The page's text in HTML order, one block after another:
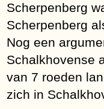
Scherpenberg
Scherpenberg
Nog een
Schalkhovense
van 7 roeden
zich in